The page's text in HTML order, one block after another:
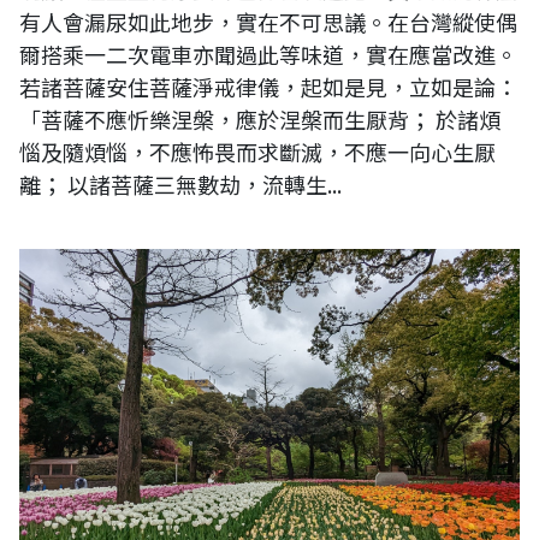
有人會漏尿如此地步，實在不可思議。在台灣縱使偶
爾搭乘一二次電車亦聞過此等味道，實在應當改進。
若諸菩薩安住菩薩淨戒律儀，起如是見，立如是論：
「菩薩不應忻樂涅槃，應於涅槃而生厭背； 於諸煩
惱及隨煩惱，不應怖畏而求斷滅，不應一向心生厭
離； 以諸菩薩三無數劫，流轉生...
圖片說明：日本橫濱公園一景。